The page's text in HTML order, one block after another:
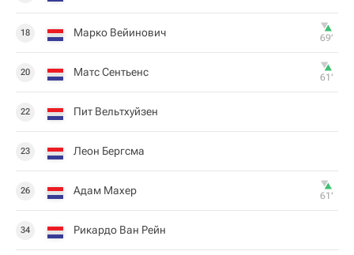
18 Марко Вейинович 69‎’‎
20 Матс Сентьенс 61‎’‎
22 Пит Вельтхуйзен
23 Леон Бергсма
26 Адам Махер 61‎’‎
34 Рикардо Ван Рейн